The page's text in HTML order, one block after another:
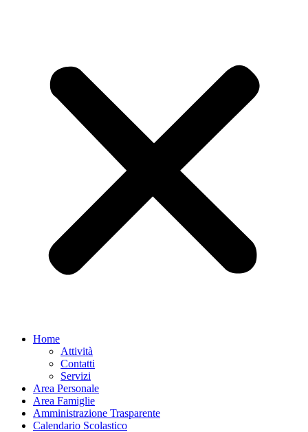
Home
Attività
Contatti
Servizi
Area Personale
Area Famiglie
Amministrazione Trasparente
Calendario Scolastico